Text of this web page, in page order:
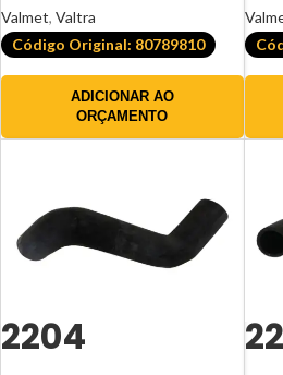
Valmet, Valtra
Código Original: 80789810
ADICIONAR AO
ORÇAMENTO
2204